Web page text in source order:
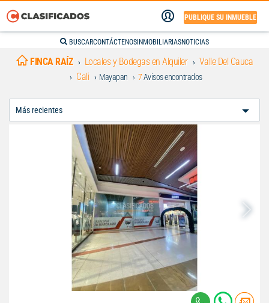
PUBLIQUE SU INMUEBLE
BUSCARCONTÁCTENOS INMOBILIARIASNOTICIAS
FINCA RAÍZ Locales y Bodegas en Alquiler
Valle Del Cauca
Cali
Mayapan 7Avisos encontrados